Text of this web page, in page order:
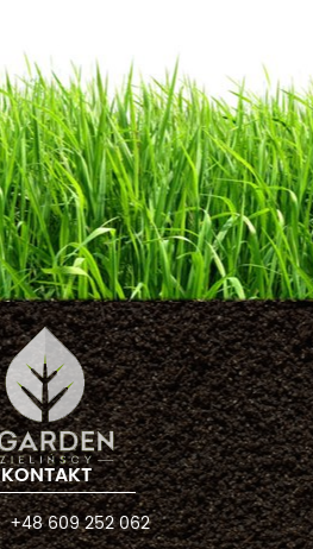
KONTAKT
+48 609 252 062